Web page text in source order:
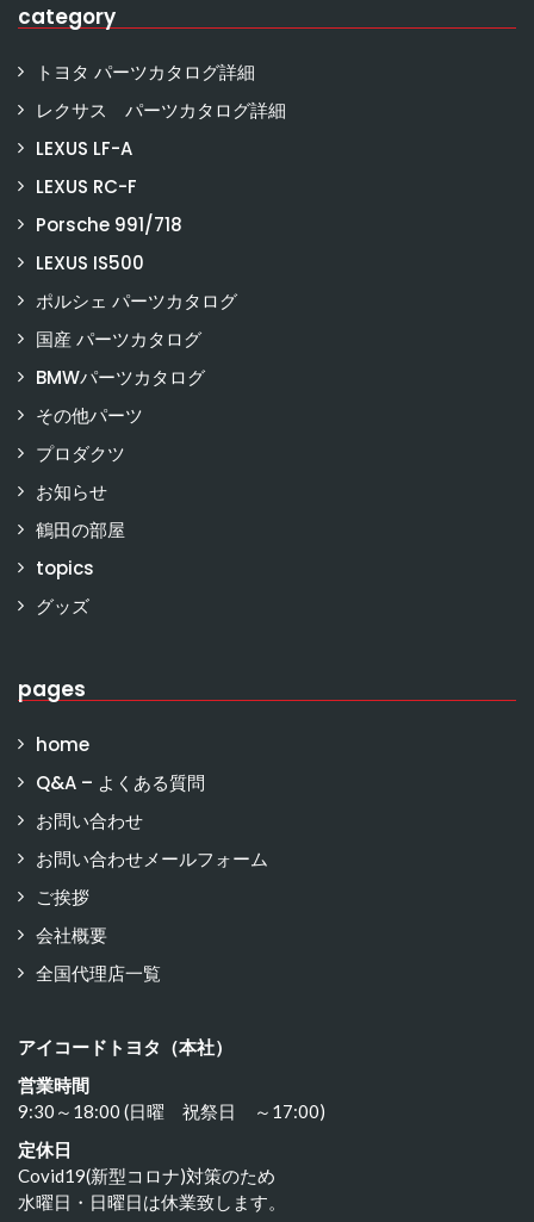
category
トヨタ パーツカタログ詳細
レクサス パーツカタログ詳細
LEXUS LF-A
LEXUS RC-F
Porsche 991/718
LEXUS IS500
ポルシェ パーツカタログ
国産 パーツカタログ
BMWパーツカタログ
その他パーツ
プロダクツ
お知らせ
鶴田の部屋
topics
グッズ
pages
home
Q&A – よくある質問
お問い合わせ
お問い合わせメールフォーム
ご挨拶
会社概要
全国代理店一覧
アイコードトヨタ（本社）
営業時間
9:30～18:00 (日曜 祝祭日 ～17:00)
定休日
Covid19(新型コロナ)対策のため
水曜日・日曜日は休業致します。